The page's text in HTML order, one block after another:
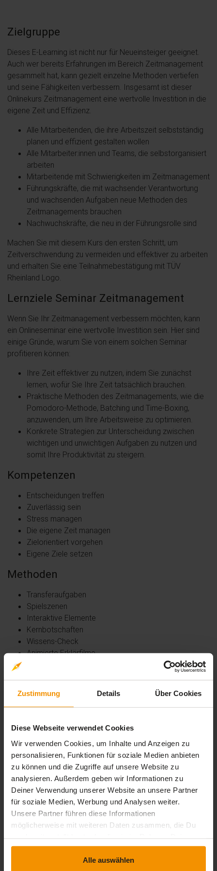
Zustimmung Details Über Cookies
Diese Webseite verwendet Cookies
Wir verwenden Cookies, um Inhalte und Anzeigen zu
personalisieren, Funktionen für soziale Medien anbieten
zu können und die Zugriffe auf unsere Website zu
analysieren. Außerdem geben wir Informationen zu
Deiner Verwendung unserer Website an unsere Partner
für soziale Medien, Werbung und Analysen weiter.
Unsere Partner führen diese Informationen
möglicherweise mit weiteren Daten zusammen, die Du
Nutzung der Dienste gesammelt haben.
Alle auswählen
Zielgruppe
Dieses E-Learning ist nicht nur für Neueinsteiger geeignet.
Auch wer bereits Erfahrungen im Bereich Zeitmanagement
gesammelt hat, kann gezielt einzelne Methoden vertiefen
und seine Fähigkeiten verbessern. Insgesamt ist dieser
Onlinekurs Zeitmanagement eine wertvolle Investition in die
eigene Zeit und Effizienz.
Alle Mitarbeitenden, die ihre Arbeitszeit selbstständig
planen und effizient gestalten wollen
Alle Mitarbeiter:innen und Teams, die selbstorganisiert
arbeiten
Mitarbeitende mit Schwierigkeiten im Zeitmanagement
Führungskräfte, die mit wachsender Verantwortung
und wachsenden Aufgaben neue Methoden des
Zeitmanagements brauchen
Nachwuchskräfte, die neu in der Führungsrolle sind
Machen Sie mit diesem Kurs den ersten Schritt, um
Zeitverschwendung zu vermeiden und effektiver zu arbeiten
und erhalten Sie eine Teilnahmebestätigung mit TÜV
Rheinland Logo.
Lernziele Seminar Zeitmanagement
Wenn Sie Ihr Zeitmanagement verbessern möchten, kann
ein Onlineseminar eine wertvolle Investition sein. Hier sind
einige Gründe, warum Sie von einem solchen Seminar
profitieren können:
Ihre Zeit effektiver zu nutzen, indem Sie zunächst
lernen, wofür Sie Ihre Zeit tatsächlich brauchen.
Praktische Methoden des Zeitmanagements, wie die
Pomodoro-Methode, Batching und Time-Boxing,
anzuwenden, um Ihre Arbeitsweise zu optimieren.
Konkrete Strategien zur Unterscheidung zwischen
wichtigen und unwichtigen Aufgaben zu nutzen und
somit Ihre Produktivität zu steigern.
Kompetenzen
Entscheidungen treffen
Zuverlässig sein
Stress managen
Die eigene Zeit managen
Zielorientiert vorgehen
Eigene Ziele setzen
Methoden
Transferaufgaben
Spielszenen
Interaktive Elemente
Kernbotschaften
Wissens-Check
Animierte Erklärfilme
Weitere Kurse zum Thema
Noch nicht der richtige Kurs für Ihre Bedürfnisse? Wie wäre
10 besten Techniken
Übersicht der Lerninhalte
Zeitmanagement
2 Lernbausteine
Zeit­management